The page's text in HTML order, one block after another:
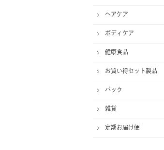
ヘアケア
ボディケア
健康食品
お買い得セット製品
パック
雑貨
定期お届け便